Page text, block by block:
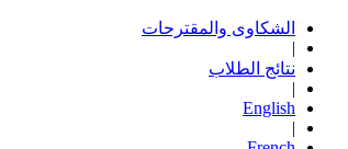
الشكاوى والمقترحات
|
نتائج الطلاب
|
English
|